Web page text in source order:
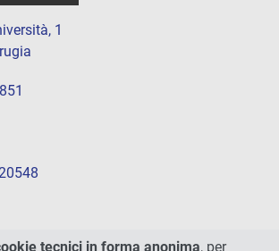
1
tecnici in forma anonima, per